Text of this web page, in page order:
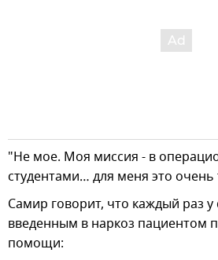
"Не мое. Моя миссия - в
студентами… для меня это
Самир говорит, что каждый раз у
введенным в наркоз пациентом
помощи: